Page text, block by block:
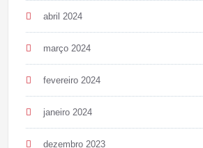
abril 2024
março 2024
fevereiro 2024
janeiro 2024
dezembro 2023